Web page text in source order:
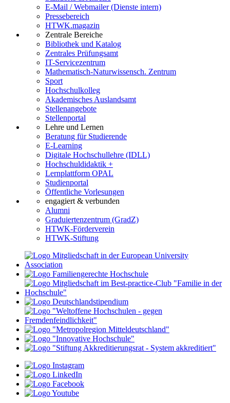
E-Mail / Webmailer (Dienste intern)
Pressebereich
HTWK.magazin
Zentrale Bereiche
Bibliothek und Katalog
Zentrales Prüfungsamt
IT-Servicezentrum
Mathematisch-Naturwissensch. Zentrum
Sport
Hochschulkolleg
Akademisches Auslandsamt
Stellenangebote
Stellenportal
Lehre und Lernen
Beratung für Studierende
E-Learning
Digitale Hochschullehre (IDLL)
Hochschuldidaktik +
Lernplattform OPAL
Studienportal
Öffentliche Vorlesungen
engagiert & verbunden
Alumni
Graduiertenzentrum (GradZ)
HTWK-Förderverein
HTWK-Stiftung